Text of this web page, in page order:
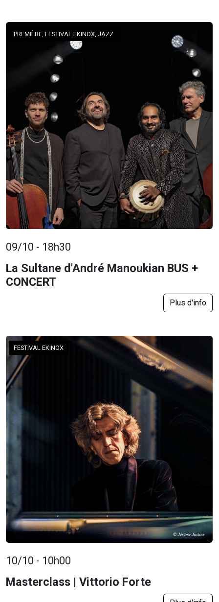
PREMIÈRE, FESTIVAL EKINOX, JAZZ
09/10 - 18h30
La Sultane d'André Manoukian BUS +
CONCERT
Plus d'info
FESTIVAL EKINOX
10/10 - 10h00
Masterclass | Vittorio Forte